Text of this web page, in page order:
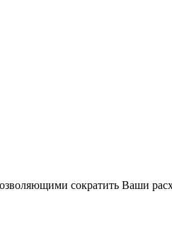
сократить Ваши